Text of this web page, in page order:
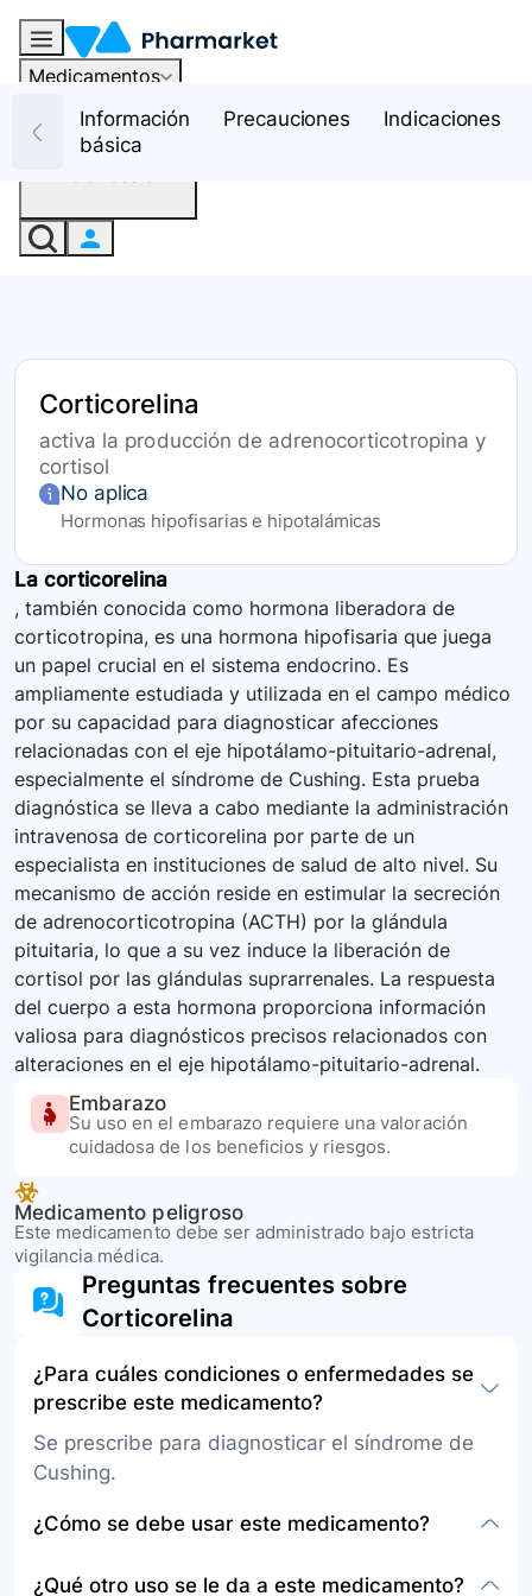
Medicamentos
RecursosInformación
básica
Precauciones Indicaciones
Corticorelina
activa la producción de adrenocorticotropina y
cortisol
No aplica
Hormonas hipofisarias e hipotalámicas
La corticorelina
, también conocida como hormona liberadora de
corticotropina, es una hormona hipofisaria que juega
un papel crucial en el sistema endocrino. Es
ampliamente estudiada y utilizada en el campo médico
por su capacidad para diagnosticar afecciones
relacionadas con el eje hipotálamo-pituitario-adrenal,
especialmente el síndrome de Cushing. Esta prueba
diagnóstica se lleva a cabo mediante la administración
intravenosa de corticorelina por parte de un
especialista en instituciones de salud de alto nivel. Su
mecanismo de acción reside en estimular la secreción
de adrenocorticotropina (ACTH) por la glándula
pituitaria, lo que a su vez induce la liberación de
cortisol por las glándulas suprarrenales. La respuesta
del cuerpo a esta hormona proporciona información
valiosa para diagnósticos precisos relacionados con
alteraciones en el eje hipotálamo-pituitario-adrenal.
Embarazo
Su uso en el embarazo requiere una valoración
cuidadosa de los beneficios y riesgos.
Medicamento peligroso
Este medicamento debe ser administrado bajo estricta
vigilancia médica.
Preguntas frecuentes sobre
Corticorelina
¿Para cuáles condiciones o enfermedades se
prescribe este medicamento?
Se prescribe para diagnosticar el síndrome de
Cushing.
¿Cómo se debe usar este medicamento?
¿Qué otro uso se le da a este medicamento?